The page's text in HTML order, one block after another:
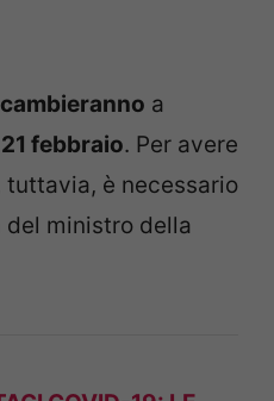
a
febbraio. Per avere
è necessario
del ministro della